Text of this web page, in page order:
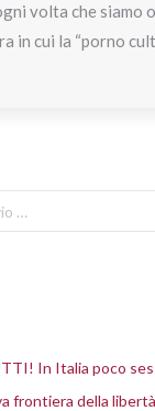
volta che siamo
in cui la “porno
In Italia poco
frontiera della